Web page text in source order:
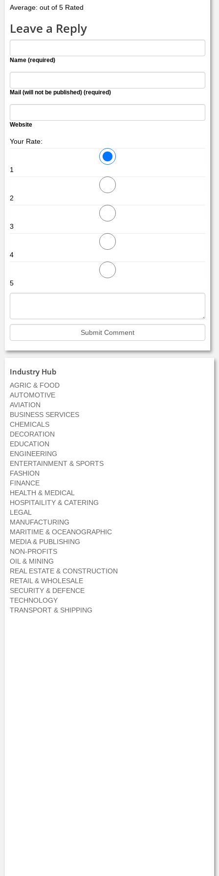
Average: out of 5 Rated
Leave a Reply
Name (required)
Mail (will not be published) (required)
Website
Your Rate:
1
2
3
4
5
Industry Hub
AGRIC & FOOD
AUTOMOTIVE
AVIATION
BUSINESS SERVICES
CHEMICALS
DECORATION
EDUCATION
ENGINEERING
ENTERTAINMENT & SPORTS
FASHION
FINANCE
HEALTH & MEDICAL
HOSPITAILITY & CATERING
LEGAL
MANUFACTURING
MARITIME & OCEANOGRAPHIC
MEDIA & PUBLISHING
NON-PROFITS
OIL & MINING
REAL ESTATE & CONSTRUCTION
RETAIL & WHOLESALE
SECURITY & DEFENCE
TECHNOLOGY
TRANSPORT & SHIPPING